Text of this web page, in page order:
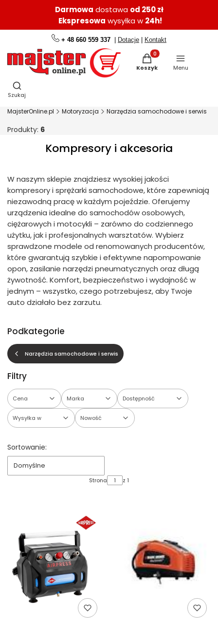
Darmowa dostawa od 250 zł
Ekspresowa wysyłka w 24h!
+ 48 660 559 337 | Dotacje | Kontakt
Produkty w koszyku:
Koszyk Menu
Otwórz wyszukiwarkę
Szukaj
MajsterOnline.pl Motoryzacja Narzędzia samochodowe i serwis
Produkty: 6
Kompresory i akcesoria
W naszym sklepie znajdziesz wysokiej jakości
kompresory i sprężarki samochodowe, które zapewniają
niezawodną pracę w każdym pojeździe. Oferujemy
urządzenia idealne do samochodów osobowych,
ciężarowych i motocykli – zarówno do codziennego
użytku, jak i profesjonalnych warsztatów. Wybierz
sprawdzone modele od renomowanych producentów,
które gwarantują szybkie i efektywne napompowanie
opon, zasilanie narzędzi pneumatycznych oraz długą
żywotność. Komfort, bezpieczeństwo i wydajność w
jednym – wszystko, czego potrzebujesz, aby Twoje
auto działało bez zarzutu.
Podkategorie
Narzędzia samochodowe i serwis
Filtry
Cena Marka Dostępność
Wysyłka w Nowość
Lista produktów
Sortowanie:
Domyślne
Strona z 1